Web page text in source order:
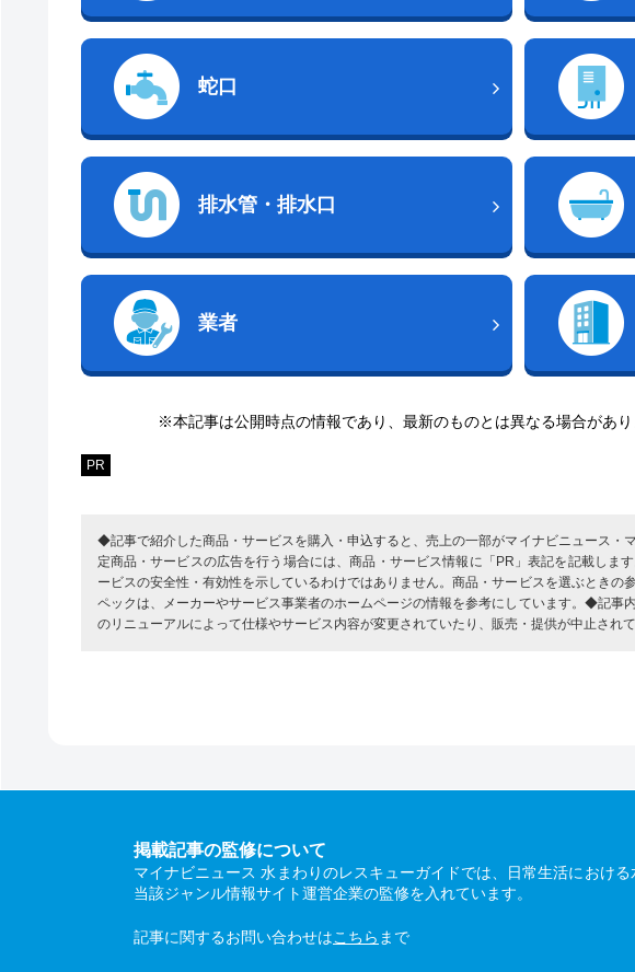
蛇口
排水管・排水口
業者
※本記事は公開時点の情報であり、最新のものとは異なる場合があり
PR
◆記事で紹介した商品・サービスを購入・申込すると、売上の一部がマイナビニュース・
定商品・サービスの広告を行う場合には、商品・サービス情報に「PR」表記を記載しま
ービスの安全性・有効性を示しているわけではありません。商品・サービスを選ぶとき
ペックは、メーカーやサービス事業者のホームページの情報を参考にしています。◆記事
のリニューアルによって仕様やサービス内容が変更されていたり、販売・提供が中止されて
掲載記事の監修について
マイナビニュース 水まわりのレスキューガイドでは、日常生活におけ
当該ジャンル情報サイト運営企業の監修を入れています。
記事に関するお問い合わせはこちら まで